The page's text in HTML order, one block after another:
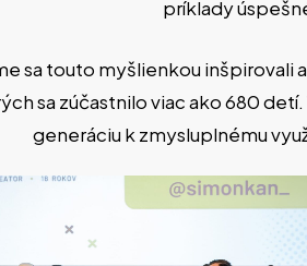
príklady
sa touto myšlienkou inšpirovali
sa zúčastnilo viac ako 680
generáciu k zmysluplnému